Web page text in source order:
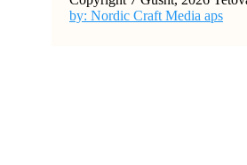
by: Nordic Craft Media aps